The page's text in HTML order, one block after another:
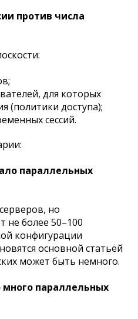
против числа
для которых
(политики доступа);
сессий.
параллельных
но
не более 50–100
конфигурации
основной статьёй
может быть немного.
много параллельных